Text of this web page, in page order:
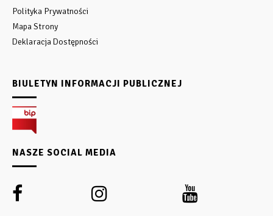
Polityka Prywatności
Mapa Strony
Deklaracja Dostępności
BIULETYN INFORMACJI PUBLICZNEJ
NASZE SOCIAL MEDIA